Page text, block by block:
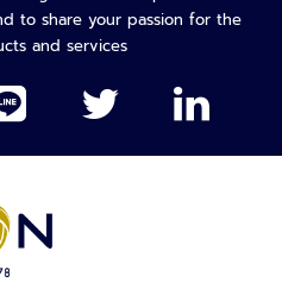
to share your passion for the
and services